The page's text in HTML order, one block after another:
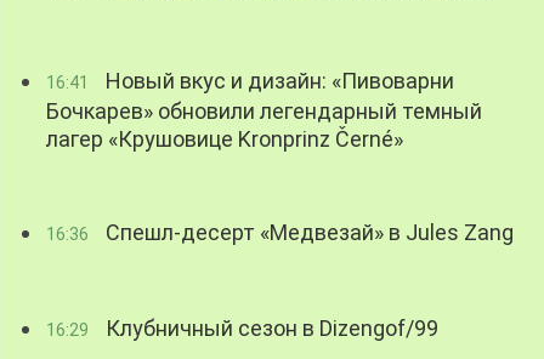
16:41
Новый вкус и дизайн: «Пивоварни
Бочкарев» обновили легендарный темный
лагер «Крушовице Kronprinz Černé»
16:36 Спешл-десерт «Медвезай» в Jules Zang
16:29 Клубничный сезон в Dizengof/99